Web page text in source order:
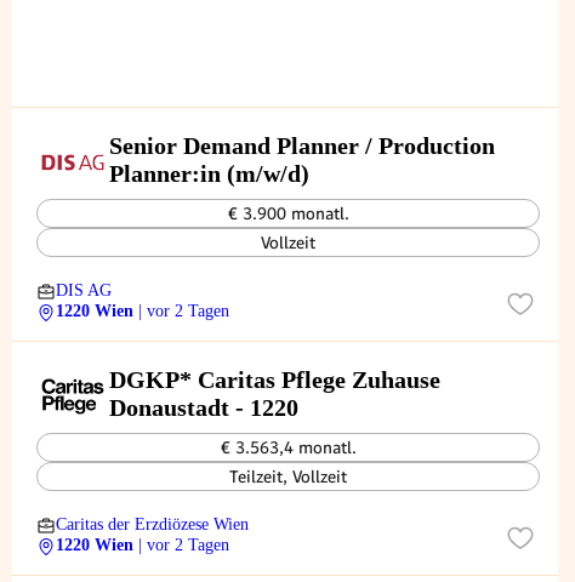
Senior Demand Planner / Production
Planner:in (m/w/d)
€ 3.900 monatl.
Vollzeit
DIS AG
1220 Wien
| vor 2 Tagen
DGKP* Caritas Pflege Zuhause
Donaustadt - 1220
€ 3.563,4 monatl.
Teilzeit, Vollzeit
Caritas der Erzdiözese Wien
1220 Wien
| vor 2 Tagen